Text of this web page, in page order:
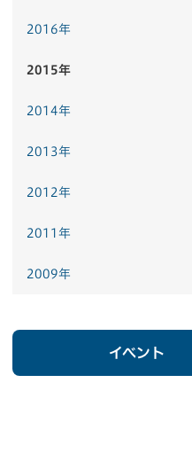
2016年
2015年
2014年
2013年
2012年
2011年
2009年
イベント